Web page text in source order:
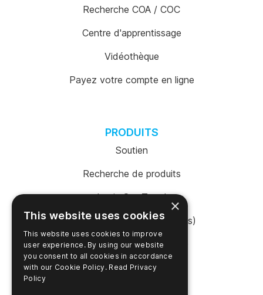
Recherche COA / COC
Centre d'apprentissage
Vidéothèque
Payez votre compte en ligne
PRODUITS
Soutien
Recherche de produits
Login SureTrend
Boutique en ligne (États-Unis)
Acheter en ligne (Australie)
×
This website uses cookies
This website uses cookies to improve
user experience. By using our website
you consent to all cookies in accordance
with our Cookie Policy. Read Privacy
Policy